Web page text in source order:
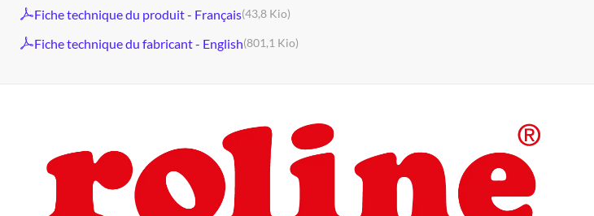
Fiche technique du produit - Français(43,8 Kio)
Fiche technique du fabricant - English(801,1 Kio)